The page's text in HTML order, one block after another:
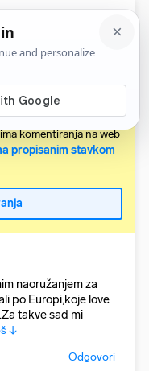
Relevantni
članke obvezan je
komentiranja na web
propisanim stavkom
naoružanjem za
po Europi,koje love
takve sad mi
↓
Odgovori